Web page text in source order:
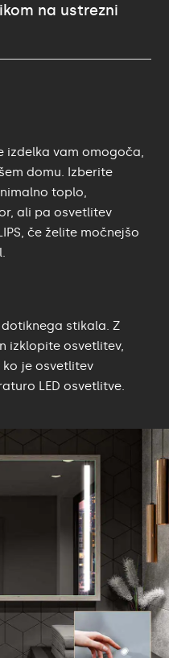
izdelka vam omogoča,
domu. Izberite
toplo,
ali pa osvetlitev
če želite močnejšo
dotiknega stikala. Z
izklopite osvetlitev,
ko je osvetlitev
LED osvetlitve.
na ustrezni